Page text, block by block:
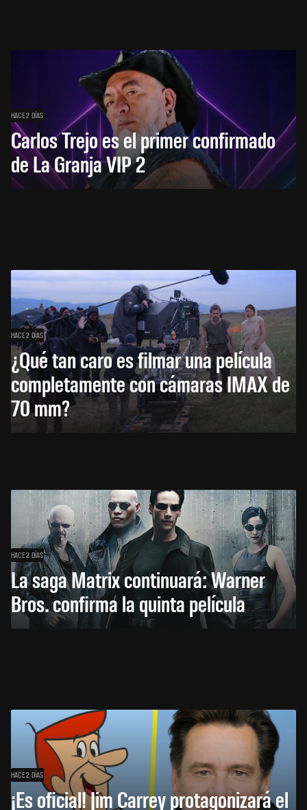
HACE 2 DÍAS
Carlos Trejo es el primer confirmado
de La Granja VIP 2
HACE 2 DÍAS
¿Qué tan caro es filmar una película
completamente con cámaras IMAX de
70 mm?
HACE 2 DÍAS
La saga Matrix continuará: Warner
Bros. confirma la quinta película
HACE 2 DÍAS
¡Es oficial! Jim Carrey protagonizará el